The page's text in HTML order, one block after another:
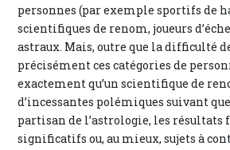
personnes (par exemple sportifs de
scientifiques de renom, joueurs
astraux. Mais, outre que la difficulté
précisément ces catégories de
exactement qu’un scientifique de
d’incessantes polémiques suivant
partisan de l’astrologie, les résultats
significatifs ou, au mieux, sujets à